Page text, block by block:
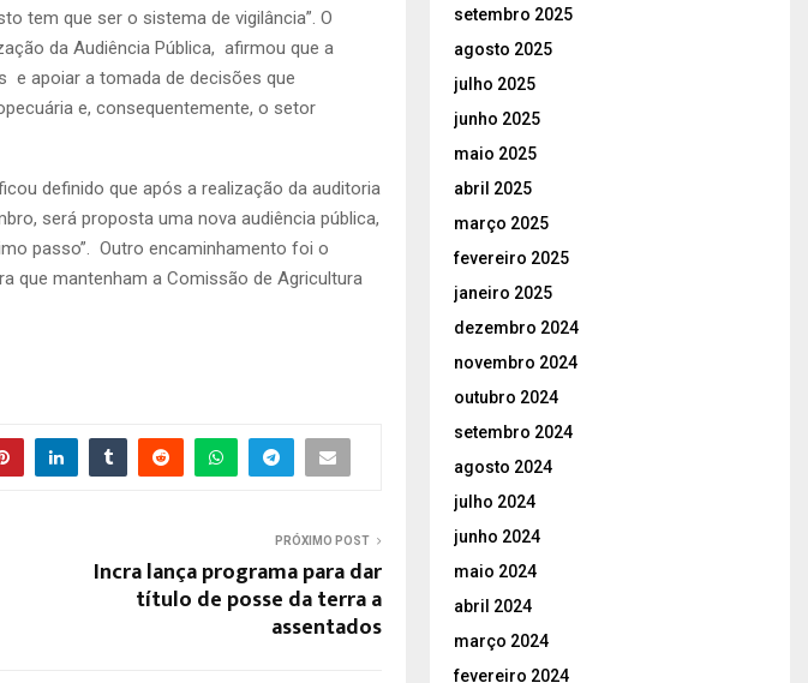
tem que ser o sistema de vigilância”. O
da Audiência Pública, afirmou que a
e apoiar a tomada de decisões que
e, consequentemente, o setor
definido que após a realização da auditoria
será proposta uma nova audiência pública,
passo”. Outro encaminhamento foi o
que mantenham a Comissão de Agricultura
PRÓXIMO POST
Incra lança programa para dar
título de posse da terra a
assentados
setembro 2025
agosto 2025
julho 2025
junho 2025
maio 2025
abril 2025
março 2025
fevereiro 2025
janeiro 2025
dezembro 2024
novembro 2024
outubro 2024
setembro 2024
agosto 2024
julho 2024
junho 2024
maio 2024
abril 2024
março 2024
fevereiro 2024